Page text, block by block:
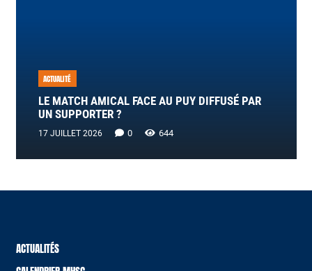
ACTUALITÉ
LE MATCH AMICAL FACE AU PUY DIFFUSÉ PAR
UN SUPPORTER ?
17 JUILLET 2026 0 644
ACTUALITÉS